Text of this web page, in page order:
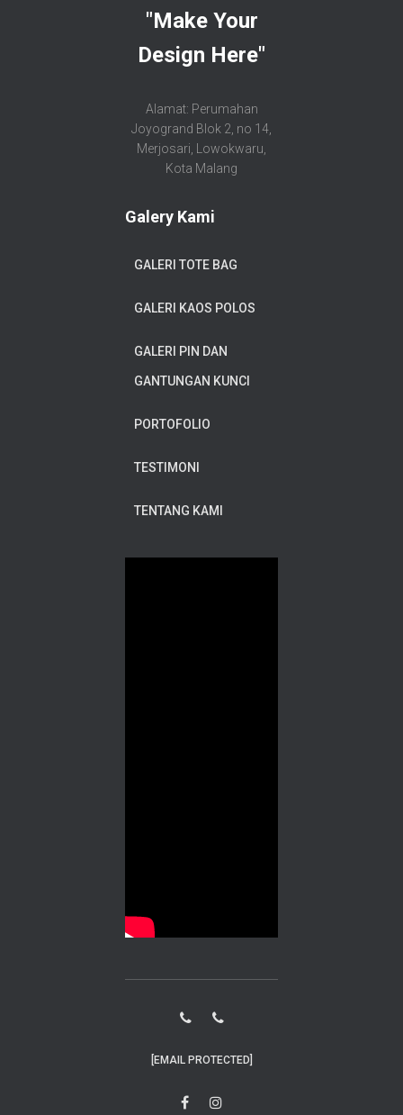
"Make Your
Design Here"
Alamat: Perumahan
Joyogrand Blok 2, no 14,
Merjosari, Lowokwaru,
Kota Malang
Galery Kami
GALERI TOTE BAG
GALERI KAOS POLOS
GALERI PIN DAN
GANTUNGAN KUNCI
PORTOFOLIO
TESTIMONI
TENTANG KAMI
[EMAIL PROTECTED]